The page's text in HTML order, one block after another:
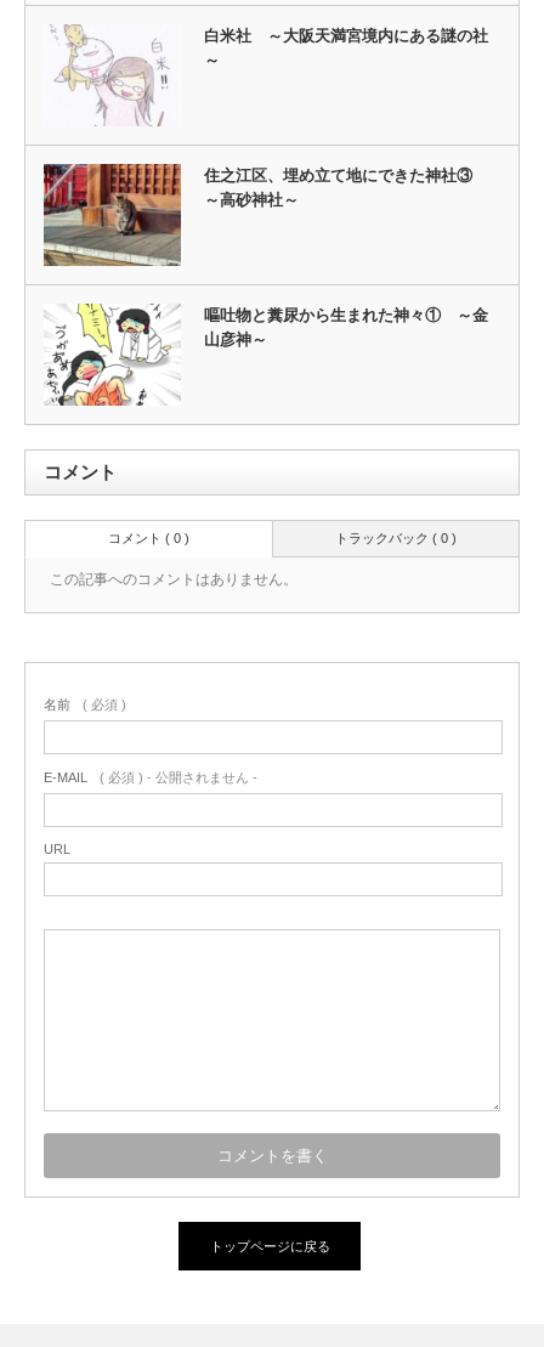
白米社 ～大阪天満宮境内にある謎の社
～
住之江区、埋め立て地にできた神社③
～高砂神社～
嘔吐物と糞尿から生まれた神々① ～金
山彦神～
コメント
トラックバック ( 0 )
コメント ( 0 )
この記事へのコメントはありません。
名前 ( 必須 )
E-MAIL ( 必須 ) - 公開されません -
URL
トップページに戻る